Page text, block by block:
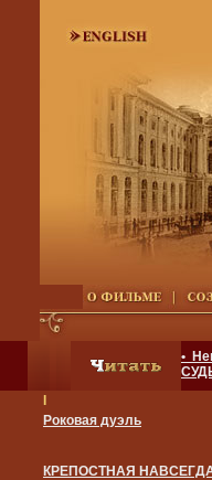
•
Роковая дуэль
КРЕПОСТНАЯ